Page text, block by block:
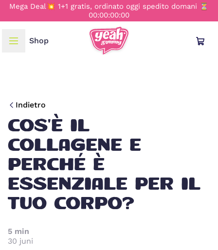
Mega Deal💥 1+1 gratis, ordinato oggi spedito domani ⏳
00:00:00:00
Shop
Indietro
COS'È IL
COLLAGENE E
PERCHÉ È
ESSENZIALE PER IL
TUO CORPO?
5 min
30 juni
LINGUA E REGIONE
Français
Italiano
Nederlands